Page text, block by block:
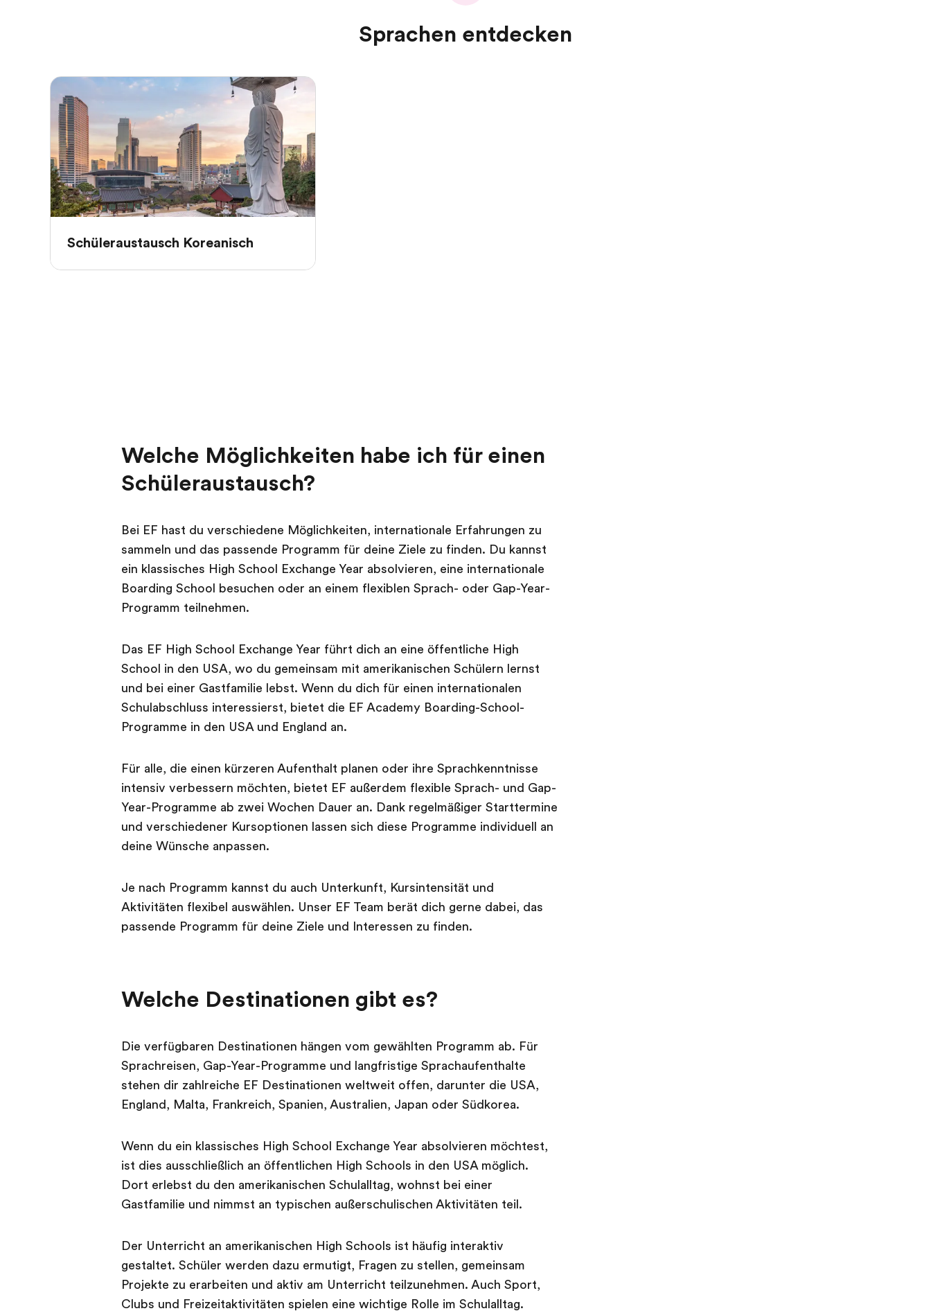
Sprachen entdecken
Schüleraustausch Koreanisch
Welche Möglichkeiten habe ich für einen
Schüleraustausch?
Bei EF hast du verschiedene Möglichkeiten, internationale Erfahrungen zu
sammeln und das passende Programm für deine Ziele zu finden. Du kannst
ein klassisches High School Exchange Year absolvieren, eine internationale
Boarding School besuchen oder an einem flexiblen Sprach- oder Gap-Year-
Programm teilnehmen.
Das EF High School Exchange Year führt dich an eine öffentliche High
School in den USA, wo du gemeinsam mit amerikanischen Schülern lernst
und bei einer Gastfamilie lebst. Wenn du dich für einen internationalen
Schulabschluss interessierst, bietet die EF Academy Boarding-School-
Programme in den USA und England an.
Für alle, die einen kürzeren Aufenthalt planen oder ihre Sprachkenntnisse
intensiv verbessern möchten, bietet EF außerdem flexible Sprach- und Gap-
Year-Programme ab zwei Wochen Dauer an. Dank regelmäßiger Starttermine
und verschiedener Kursoptionen lassen sich diese Programme individuell an
deine Wünsche anpassen.
Je nach Programm kannst du auch Unterkunft, Kursintensität und
Aktivitäten flexibel auswählen. Unser EF Team berät dich gerne dabei, das
passende Programm für deine Ziele und Interessen zu finden.
Welche Destinationen gibt es?
Die verfügbaren Destinationen hängen vom gewählten Programm ab. Für
Sprachreisen, Gap-Year-Programme und langfristige Sprachaufenthalte
stehen dir zahlreiche EF Destinationen weltweit offen, darunter die USA,
England, Malta, Frankreich, Spanien, Australien, Japan oder Südkorea.
Wenn du ein klassisches High School Exchange Year absolvieren möchtest,
ist dies ausschließlich an öffentlichen High Schools in den USA möglich.
Dort erlebst du den amerikanischen Schulalltag, wohnst bei einer
Gastfamilie und nimmst an typischen außerschulischen Aktivitäten teil.
Der Unterricht an amerikanischen High Schools ist häufig interaktiv
gestaltet. Schüler werden dazu ermutigt, Fragen zu stellen, gemeinsam
Projekte zu erarbeiten und aktiv am Unterricht teilzunehmen. Auch Sport,
Clubs und Freizeitaktivitäten spielen eine wichtige Rolle im Schulalltag.